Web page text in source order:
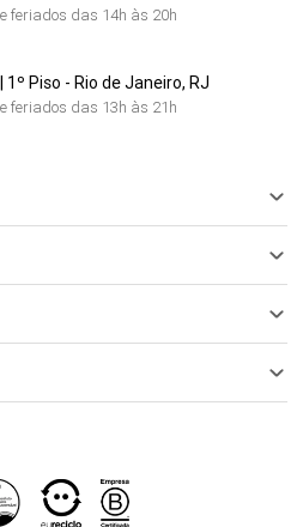
feriados das 14h às 20h
| 1º Piso - Rio de Janeiro, RJ
feriados das 13h às 21h